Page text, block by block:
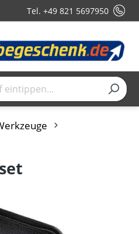
Tel. +49 821 5697950